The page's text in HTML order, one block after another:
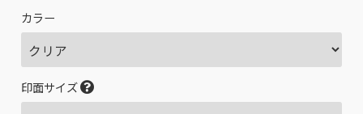
カラー
印面サイズ